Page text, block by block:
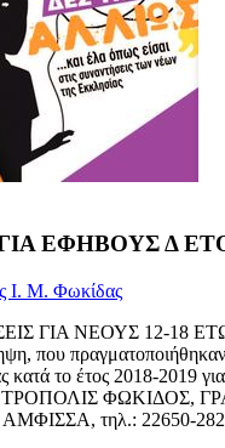
ΕΦΗΒΟΥΣ Δ
Ι. Μ. Φωκίδας
ΓΙΑ ΝΕΟΥΣ 12-18
που πραγματοποιήθηκαν
το έτος 2018-2019
ΦΩΚΙΔΟΣ,
τηλ.: 22650-